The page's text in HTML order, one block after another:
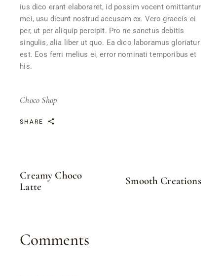
ius dico erant elaboraret, id possim vocent omittantur
mei, usu dicunt nostrud accusam ex. Vero graecis ei
per, ut per aliquip percipit. Pro ne sanctus debitis
singulis, alia liber ut quo. Ea dico laboramus gloriatur
est. Eos ferri melius ei, error nominati temporibus et
his.
Choco Shop
SHARE
Creamy Choco
Latte
Smooth Creations
Comments